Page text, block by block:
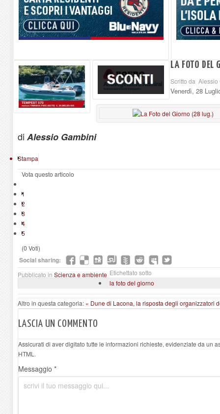
LA FOTO DEL
Scritto da Alessio
Venerdì, 28
di Alessio Gambini
Stampa
Vota questo articolo
1
2
3
4
5
(0 Voti)
Social sharing:
Pubblicato in Scienza e ambiente Etichettato sotto
la foto del giorno
Altro in questa categoria: « Dune di Lacona, la risposta degli organizzatori
LASCIA UN COMMENTO
Assicurati di aver digitato tutte le informazioni richieste, evidenziate da un
HTML.
Messaggio *